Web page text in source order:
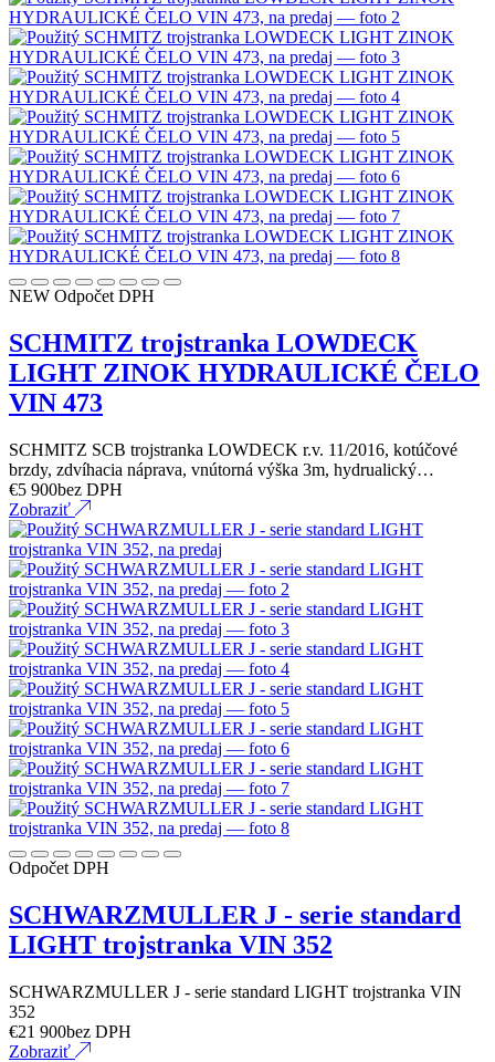
NEW Odpočet DPH
SCHMITZ trojstranka LOWDECK
LIGHT ZINOK HYDRAULICKÉ ČELO
VIN 473
SCHMITZ SCB trojstranka LOWDECK r.v. 11/2016, kotúčové
brzdy, zdvíhacia náprava, vnútorná výška 3m, hydrualický…
€5 900bez DPH
Zobraziť
Odpočet DPH
SCHWARZMULLER J - serie standard
LIGHT trojstranka VIN 352
SCHWARZMULLER J - serie standard LIGHT trojstranka VIN
352
€21 900bez DPH
Zobraziť